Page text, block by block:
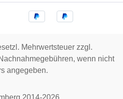
Mehrwertsteuer zzgl.
wenn nicht
angegeben.
2014-2026